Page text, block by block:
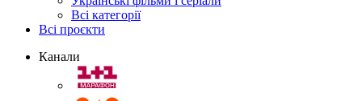
Всі категорії
Всі проєкти
Канали